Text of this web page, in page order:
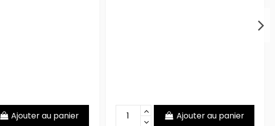
Ajouter au panier Ajouter au panier